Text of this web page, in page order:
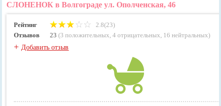
СЛОНЕНОК в Волгограде ул. Ополченская, 46
Рейтинг
2.8(23)
Отзывов
23 (3 положительных,4 отрицательных, 16 нейтральных)
+Добавить отзыв